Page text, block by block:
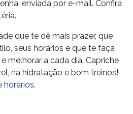
enviada por e-mail. Confira
que te dê mais prazer, que
seus horários e que te faça
melhorar a cada dia. Capriche
na hidratação e bom treinos!
horários.